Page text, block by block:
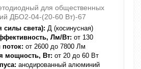
для общественных
ДБО2-04-(20-60 Вт)-67
силы света): Д (косинусная)
Лм/Вт: от 130
поток: от 2600 до 7800 Лм
мощность, Вт: от 20 до 60 Вт
анодированный алюминий